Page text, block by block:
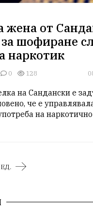
жена от
шофиране
наркотик
0 128
на Сандански е
че е
на